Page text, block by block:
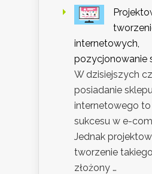
internetowych,
pozycjonowanie
W dzisiejszych
posiadanie
internetowego
sukcesu w e-
Jednak
tworzenie
złożony …